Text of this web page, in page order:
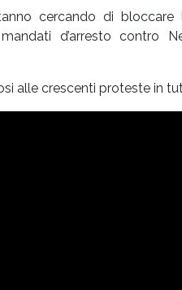
cercando di bloccare
d’arresto contro
alle crescenti proteste in